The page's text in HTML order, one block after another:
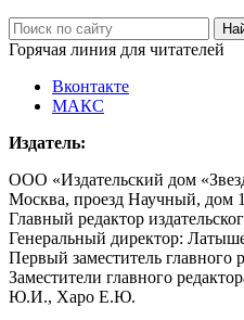
Горячая линия для читателей
Вконтакте
МАКС
Издатель:
ООО «Издательский дом
Москва, проезд Научный, дом
Главный редактор
Генеральный директор:
Первый заместитель
Заместители главного
Ю.И., Харо Е.Ю.